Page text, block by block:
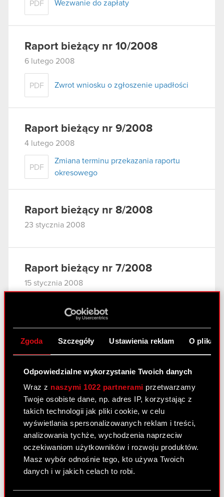
Zgoda Szczegóły Ustawienia reklam O
Odpowiedzialne wykorzystanie Twoich danych
Wraz z naszymi 1022 partnerami przetwarzamy
Twoje osobiste dane, np. adres IP, korzystając z
takich technologii jak pliki cookie, w celu
wyświetlania spersonalizowanych reklam i treści,
analizowania tychże, wychodzenia naprzeciw
oczekiwaniom użytkowników i rozwoju produktów.
Masz wybór odnośnie tego, kto używa Twoich
danych i w jakich celach to robi.
PDF Wezwanie do zapłaty
Raport bieżący nr 10/2008
6 lutego 2008
PDF Zwrot wniosku o zgłoszenie upadłości
Raport bieżący nr 9/2008
4 lutego 2008
PDF
Zmiana terminu przekazania raportu
okresowego
Raport bieżący nr 8/2008
23 stycznia 2008
Raport bieżący nr 7/2008
15 stycznia 2008
Aneks do umowy strategicznej
PDF
Zajęcie udziałów w firmie Optibox Sp. z
o.o. z siedzibą w Warszawie
Raport bieżący nr 5/2008
14 stycznia 2008
PDF Pozew o zapłatę przeciwko Zatra S.A.